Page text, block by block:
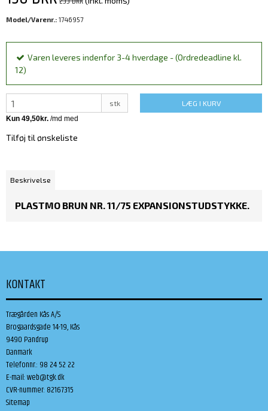
Model/Varenr.: 1746957
Varen leveres indenfor 3-4 hverdage - (Ordredeadline kl.
12)
stk LÆG I KURV
Tilføj til ønskeliste
Beskrivelse
PLASTMO BRUN NR. 11/75 EXPANSIONSTUDSTYKKE.
KONTAKT
Trægården Kås A/S
Brogaardsgade 14-19, Kås
9490 Pandrup
Danmark
Telefonnr.: 98 24 52 22
E-mail:web@tgk.dk
CVR-nummer: 82167315
Sitemap